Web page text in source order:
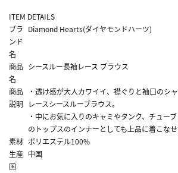
ITEM DETAILS
ブラ
ンド
名
Diamond Hearts(ダイヤモンドハーツ)
商品
名
シースルー長袖レース ブラウス
商品
説明
・透け感が大人カワイイ、襟ぐりと袖口のシ
レースシースルーブラウス。
・中にお気に入りのキャミやタンク、チュー
のトップスのインナーとしても上品に着こなせ
素材 ポリエステル100%
生産
国
中国